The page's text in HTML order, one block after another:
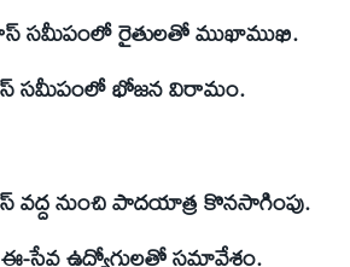
క్రాస్ సమీపంలో రైతులతో ముఖాముఖి.
సమీపంలో భోజన విరామం.
వద్ద నుంచి పాదయాత్ర కొనసాగింపు.
ఈ-సేవ ఉద్యోగులతో సమావేశం.